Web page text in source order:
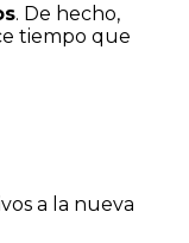
. De hecho,
tiempo que
a la nueva